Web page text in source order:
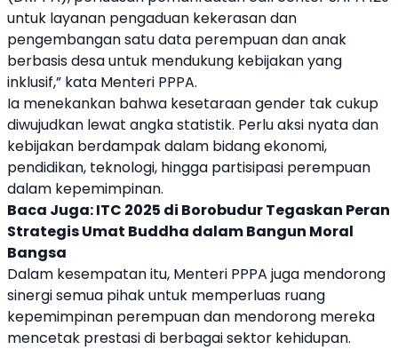
untuk layanan pengaduan kekerasan dan
pengembangan satu data perempuan dan anak
berbasis desa untuk mendukung kebijakan yang
inklusif,” kata Menteri PPPA.
Ia menekankan bahwa kesetaraan gender tak cukup
diwujudkan lewat angka statistik. Perlu aksi nyata dan
kebijakan berdampak dalam bidang ekonomi,
pendidikan, teknologi, hingga partisipasi perempuan
dalam kepemimpinan.
Baca Juga:ITC 2025 di Borobudur Tegaskan Peran
Strategis Umat Buddha dalam Bangun Moral
Bangsa
Dalam kesempatan itu, Menteri PPPA juga mendorong
sinergi semua pihak untuk memperluas ruang
kepemimpinan perempuan dan mendorong mereka
mencetak prestasi di berbagai sektor kehidupan.